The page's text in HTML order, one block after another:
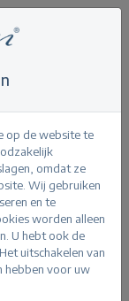
op de website te
omdat ze
Wij gebruiken
en te
worden alleen
U hebt ook de
uitschakelen van
hebben voor uw